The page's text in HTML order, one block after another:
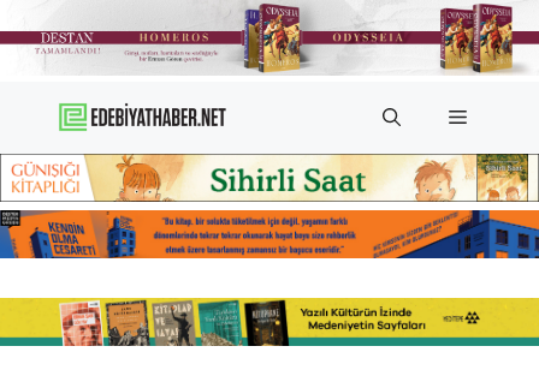
atla
Menü